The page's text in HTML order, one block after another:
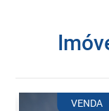
VENDA